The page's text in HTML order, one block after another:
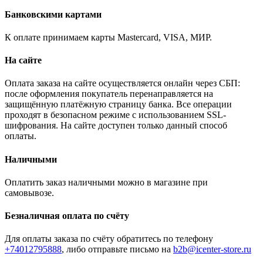
Банковскими картами
К оплате принимаем карты Mastercard, VISA, МИР.
На сайте
Оплата заказа на сайте осуществляется онлайн через СБП:
после оформления покупатель перенаправляется на
защищённую платёжную страницу банка. Все операции
проходят в безопасном режиме с использованием SSL-
шифрования. На сайте доступен только данный способ
оплаты.
Наличными
Оплатить заказ наличными можно в магазине при
самовывозе.
Безналичная оплата по счёту
Для оплаты заказа по счёту обратитесь по телефону
+74012795888, либо отправьте письмо на b2b@icenter-store.ru